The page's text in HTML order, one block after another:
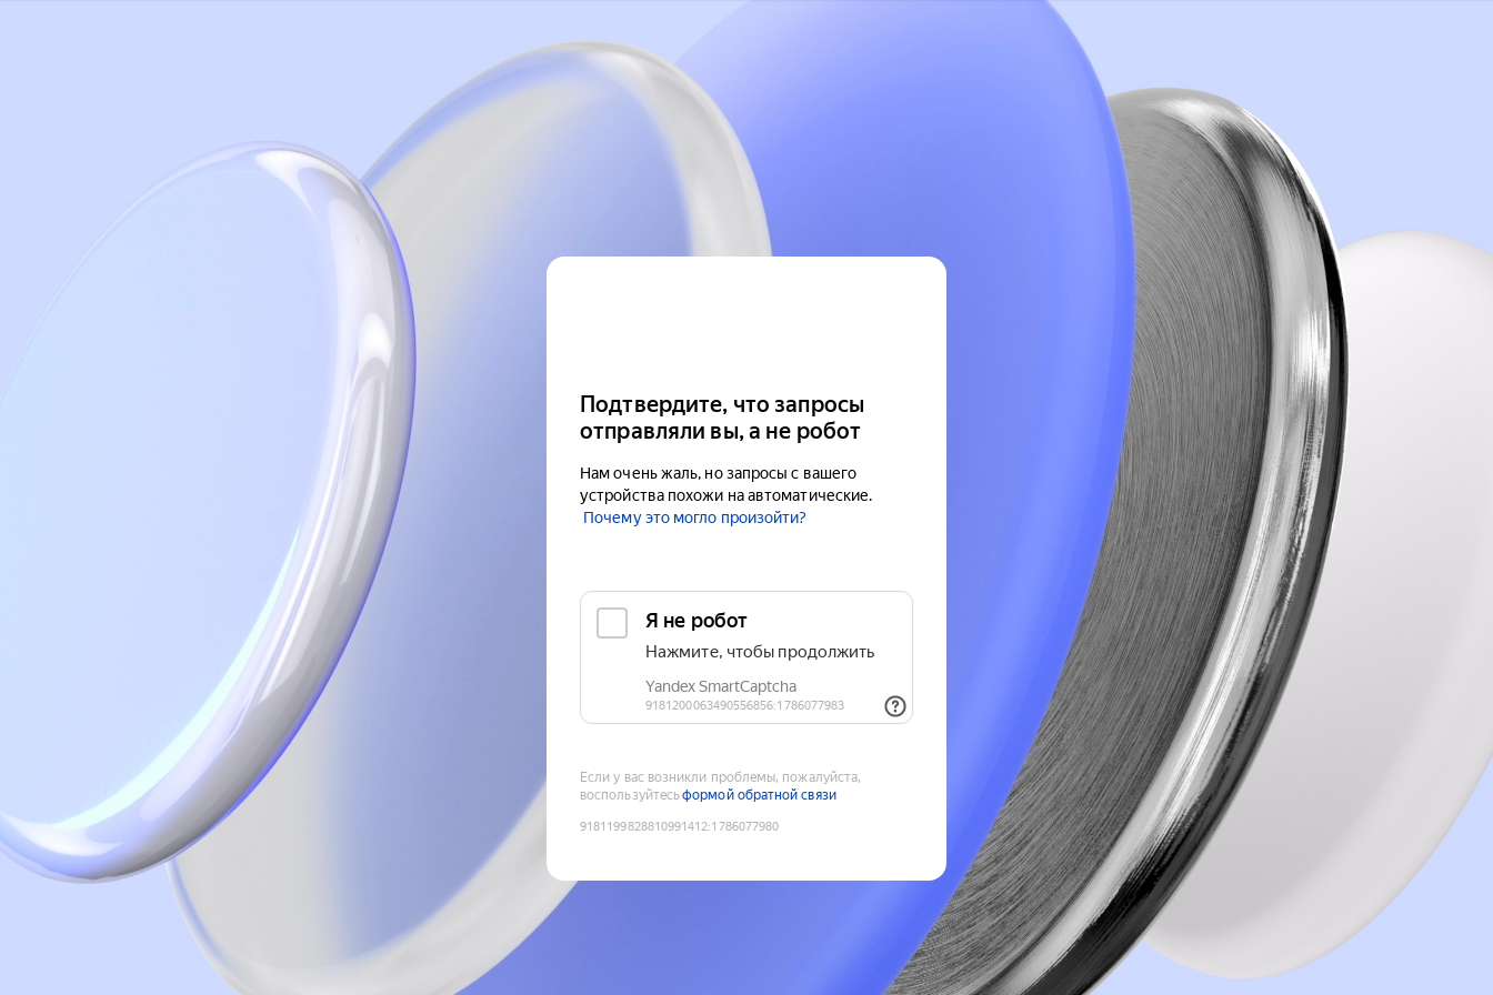
Подтвердите, что запросы
отправляли вы, а не робот
Нам очень жаль, но запросы с вашего
устройства похожи на автоматические.
Почему это могло произойти?
Если у вас возникли проблемы, пожалуйста,
воспользуйтесьформой обратной связи
9181199828810991412:1786077980